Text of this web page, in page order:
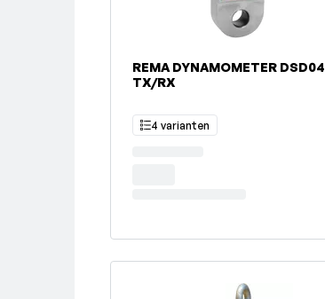
REMA DYNAMOMETER DSD04
TX/RX
4 varianten